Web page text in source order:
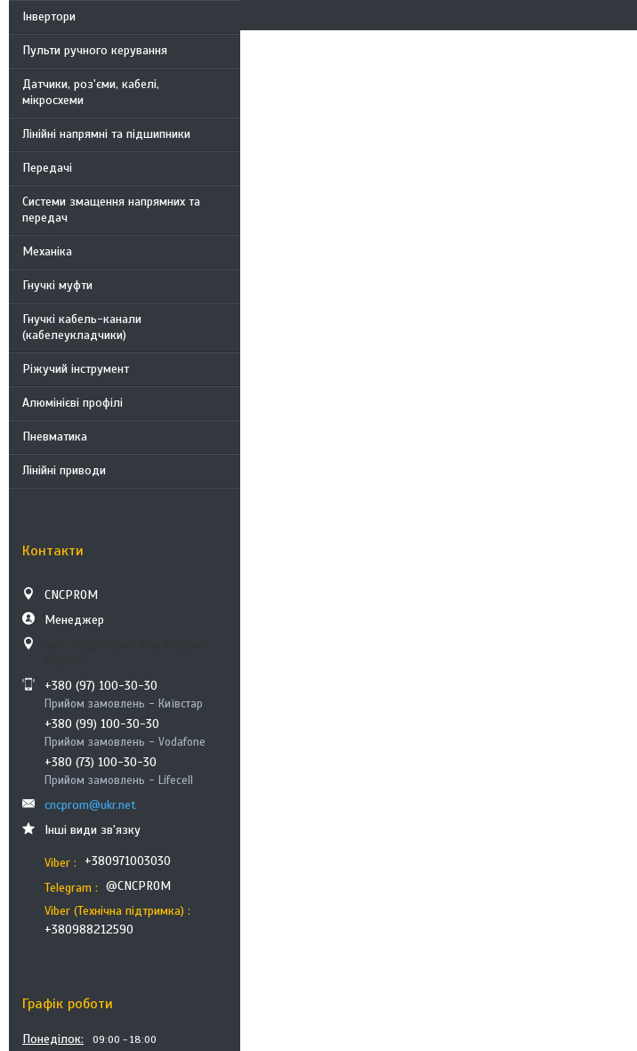
Інвертори
Пульти ручного керування
Датчики, роз'єми, кабелі,
мікросхеми
Лінійні напрямні та підшипники
Передачі
Системи змащення напрямних та
передач
Механіка
Гнучкі муфти
Гнучкі кабель-канали
(кабелеукладчики)
Ріжучий інструмент
Алюмінієві профілі
Пневматика
Лінійні приводи
Контакти
CNCPROM
Менеджер
+380 (97) 100-30-30
Прийом замовлень - Київстар
+380 (99) 100-30-30
Прийом замовлень - Vodafone
+380 (73) 100-30-30
Прийом замовлень - Lifecell
cncprom@ukr.net
Інші види зв'язку
Viber
+380971003030
Telegram
@CNCPROM
Viber (Технічна підтримка)
+380988212590
Графік роботи
Понеділок 09:00 18:00